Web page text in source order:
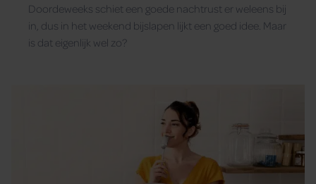
Doordeweeks schiet een goede nachtrust er weleens bij
in, dus in het weekend bijslapen lijkt een goed idee. Maar
is dat eigenlijk wel zo?